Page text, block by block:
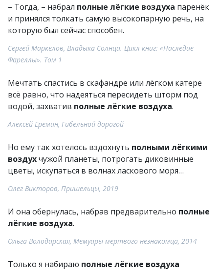
– Тогда, – набрал полные лёгкие воздуха паренёк
и принялся толкать самую высокопарную речь, на
которую был сейчас способен.
Сергей Маркелов, Владыка Солнца. Цикл книг: «Наследие
Фареллы». Том 1
Мечтать спастись в скафандре или лёгком катере
всё равно, что надеяться пересидеть шторм под
водой, захватив полные лёгкие воздуха.
Алексей Еремин, Гибельной дорогой
Но ему так хотелось вздохнуть полными лёгкими
воздухчужой планеты, потрогать диковинные
цветы, искупаться в волнах ласкового моря…
Олег Викторов, Пришельцы, 2019
И она обернулась, набрав предварительно полные
лёгкие воздуха.
Ольга Володарская, Мемуары мертвого незнакомца, 2014
Только я набираю полные лёгкие воздуха